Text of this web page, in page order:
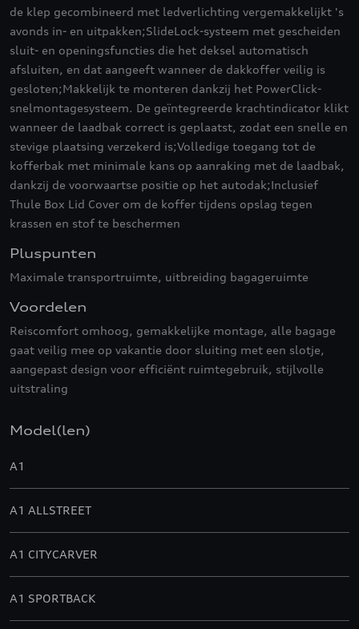
de klep gecombineerd met ledverlichting vergemakkelijkt 's
avonds in- en uitpakken;SlideLock-systeem met gescheiden
sluit- en openingsfuncties die het deksel automatisch
afsluiten, en dat aangeeft wanneer de dakkoffer veilig is
gesloten;Makkelijk te monteren dankzij het PowerClick-
snelmontagesysteem. De geïntegreerde krachtindicator klikt
wanneer de laadbak correct is geplaatst, zodat een snelle en
stevige plaatsing verzekerd is;Volledige toegang tot de
kofferbak met minimale kans op aanraking met de laadbak,
dankzij de voorwaartse positie op het autodak;Inclusief
Thule Box Lid Cover om de koffer tijdens opslag tegen
krassen en stof te beschermen
Pluspunten
Maximale transportruimte, uitbreiding bagageruimte
Voordelen
Reiscomfort omhoog, gemakkelijke montage, alle bagage
gaat veilig mee op vakantie door sluiting met een slotje,
aangepast design voor efficiënt ruimtegebruik, stijlvolle
uitstraling
Model(len)
A1
A1 ALLSTREET
A1 CITYCARVER
A1 SPORTBACK